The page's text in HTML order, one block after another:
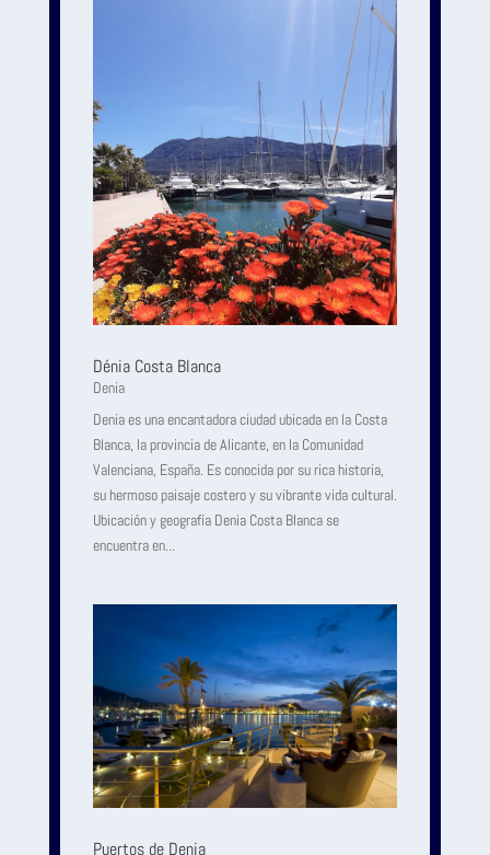
Dénia Costa Blanca
Denia
Denia es una encantadora ciudad ubicada en la Costa
Blanca, la provincia de Alicante, en la Comunidad
Valenciana, España. Es conocida por su rica historia,
su hermoso paisaje costero y su vibrante vida cultural.
Ubicación y geografía Denia Costa Blanca se
encuentra en...
Puertos de Denia